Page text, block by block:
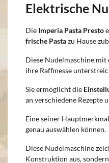
Elektrische
Die Imperia Pasta Presto
frische Pastazu Hause
Diese Nudelmaschine
ihre Raffinesse
Sie ermöglicht die
an verschiedene Rezepte
Eine seiner
genau auswählen können.
Diese Nudelmaschine
Konstruktion aus,